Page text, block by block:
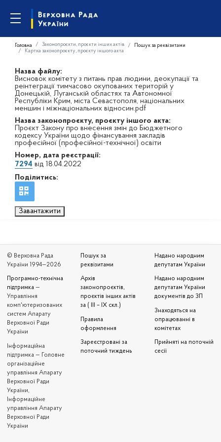
Головна Законопроєкти, проєкти інших актів
Пошук за реквізитами
Картка законопроєкту, проєкту іншого акта
Назва файлу:
Висновок комітету з питань прав людини, деокупації та
реінтеграції тимчасово окупованих територій у
Донецькій, Луганській областях та Автономної
Республіки Крим, міста Севастополя, національних
меншин і міжнаціональних відносин.pdf
Назва законопроєкту, проєкту іншого акта:
Проєкт Закону про внесення змін до Бюджетного
кодексу України щодо фінансування закладів
професійної (професійної-технічної) освіти
Номер, дата реєстрації:
7294 від 18.04.2022
Поділитись:
Завантажити
© Верховна Рада
України 1994—2026
Програмно-технічна
підтримка —
Управління
комп'ютеризованих
систем Апарату
Верховної Ради
України
Iнформаційна
підтримка — Головне
організаційне
управління Апарату
Верховної Ради
України,
Інформаційне
управління Апарату
Верховної Ради
України
Пошук за
реквізитами
Архів
законопроєктів,
проєктів інших актів
за ( III – IX скл.)
Правила
оформлення
Зареєстровані за
поточний тиждень
Надано народним
депутатам України
Надано народним
депутатам України
документів до ЗП
Знаходяться на
опрацюванні в
комітетах
Прийняті на поточній
сесії